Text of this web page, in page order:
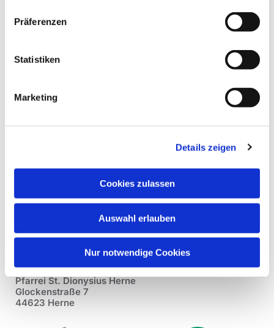
Präferenzen
Statistiken
Marketing
Details zeigen
Cookies zulassen
Auswahl erlauben
Nur notwendige Cookies
Pfarrei St. Dionysius Herne
Glockenstraße 7
44623 Herne